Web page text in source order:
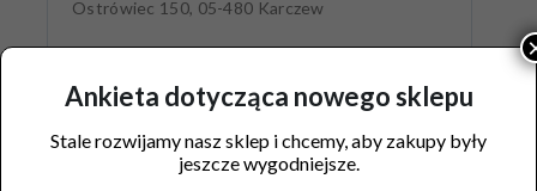
Ostrówiec 150, 05-480 Karczew
Ankieta dotycząca nowego sklepu
Stale rozwijamy nasz sklep i chcemy, aby zakupy były
jeszcze wygodniejsze.